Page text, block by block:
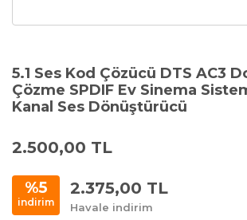
5.1 Ses Kod Çözücü DTS AC3
Çözme SPDIF Ev Sinema
Kanal Ses Dönüştürücü
2.500,00 TL
%5
indirim
2.375,00 TL
Havale indirim